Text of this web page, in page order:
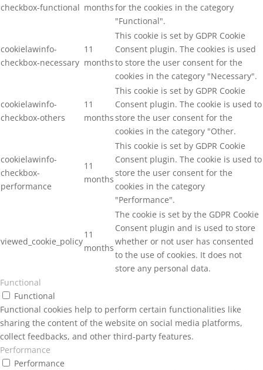
checkbox-functional monthsfor the cookies in the category
"Functional".
cookielawinfo-
checkbox-necessary
11
months
This cookie is set by GDPR Cookie
Consent plugin. The cookies is used
to store the user consent for the
cookies in the category "Necessary".
cookielawinfo-
checkbox-others
11
months
This cookie is set by GDPR Cookie
Consent plugin. The cookie is used to
store the user consent for the
cookies in the category "Other.
cookielawinfo-
checkbox-
performance
11
months
This cookie is set by GDPR Cookie
Consent plugin. The cookie is used to
store the user consent for the
cookies in the category
"Performance".
viewed_cookie_policy
11
months
The cookie is set by the GDPR Cookie
Consent plugin and is used to store
whether or not user has consented
to the use of cookies. It does not
store any personal data.
Functional
Functional
Functional cookies help to perform certain functionalities like
sharing the content of the website on social media platforms,
collect feedbacks, and other third-party features.
Performance
Performance